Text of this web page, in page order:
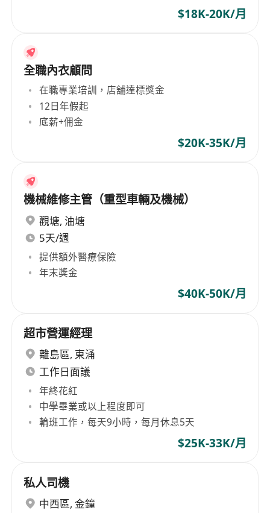
$18K-20K/月
全職內衣顧問
在職專業培訓，店舖達標獎金
12日年假起
底薪+佣金
$20K-35K/月
機械維修主管（重型車輛及機械）
觀塘, 油塘
5天/週
提供額外醫療保險
年末獎金
$40K-50K/月
超市營運經理
離島區, 東涌
工作日面議
年終花紅
中學畢業或以上程度即可
輪班工作，每天9小時，每月休息5天
$25K-33K/月
私人司機
中西區, 金鐘